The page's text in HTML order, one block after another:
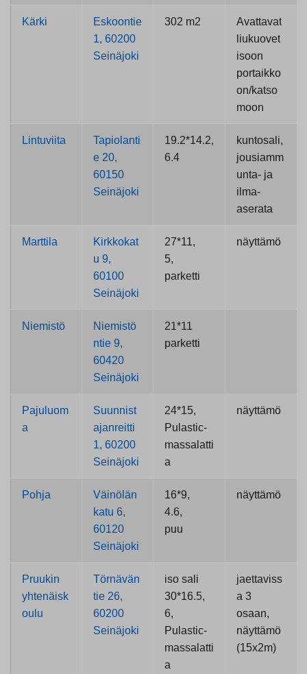
Kärki
Eskoontie
1, 60200
Seinäjoki
302 m2
Avattavat
liukuovet
isoon
portaikko
on/katso
moon
Lintuviita
Tapiolanti
e 20,
60150
Seinäjoki
19.2*14.2,
6.4
kuntosali,
jousiamm
unta- ja
ilma-
aserata
Marttila
Kirkkokat
u 9,
60100
Seinäjoki
27*11,
5,
parketti
näyttämö
Niemistö
Niemistö
ntie 9,
60420
Seinäjoki
21*11
parketti
Pajuluom
a
Suunnist
ajanreitti
1, 60200
Seinäjoki
24*15,
Pulastic-
massalatti
a
näyttämö
Pohja
Väinölän
katu 6,
60120
Seinäjoki
16*9,
4.6,
puu
näyttämö
Pruukin
yhtenäisk
oulu
Törnävän
tie 26,
60200
Seinäjoki
iso sali
30*16.5,
6,
Pulastic-
massalatti
a
jaettaviss
a 3
osaan,
näyttämö
(15x2m)